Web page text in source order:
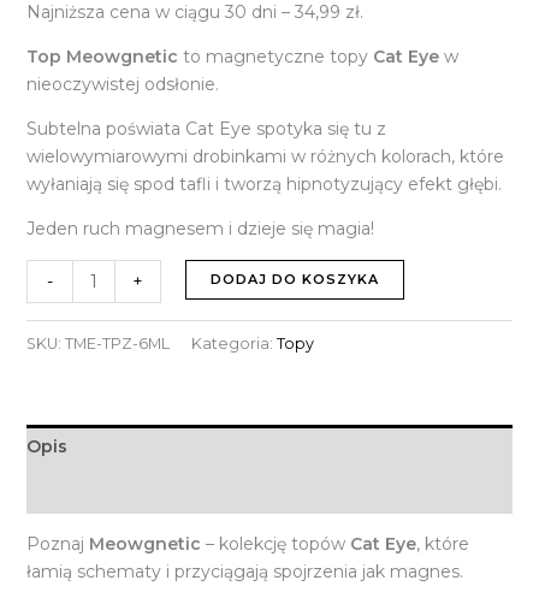
Najniższa cena w ciągu 30 dni – 34,99 zł.
Top Meowgnetic to magnetyczne topy Cat Eyew
nieoczywistej odsłonie.
Subtelna poświata Cat Eye spotyka się tu z
wielowymiarowymi drobinkami w różnych kolorach, które
wyłaniają się spod tafli i tworzą hipnotyzujący efekt głębi.
Jeden ruch magnesem i dzieje się magia!
- + DODAJ DO KOSZYKA
SKU: TME-TPZ-6ML Kategoria: Topy
Opis
Poznaj Meowgnetic – kolekcję topów Cat Eye, które
łamią schematy i przyciągają spojrzenia jak magnes.